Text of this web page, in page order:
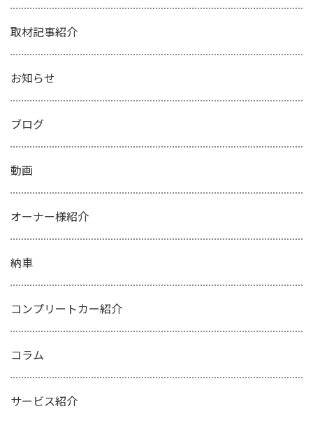
取材記事紹介
お知らせ
ブログ
動画
オーナー様紹介
納車
コンプリートカー紹介
コラム
サービス紹介